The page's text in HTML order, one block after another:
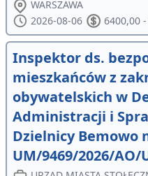
WARSZAWA
2026-08-06
6400,00
Inspektor ds.
mieszkańców z
obywatelskich w
Administracji i
Dzielnicy Bemowo
UM/9469/2026/AO/